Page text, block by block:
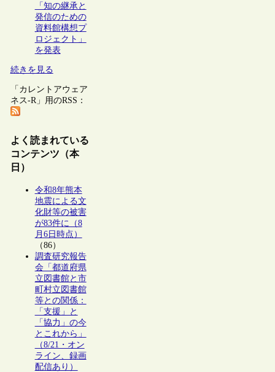
「知の継承と
発信のための
資料館構想プ
ロジェクト」
を発表
続きを見る
「カレントアウェア
ネス-R」用のRSS：
よく読まれている
コンテンツ（本
日）
令和8年熊本
地震による文
化財等の被害
が83件に（8
月6日時点）
（86）
調査研究報告
会「都道府県
立図書館と市
町村立図書館
等との関係：
「支援」と
「協力」の今
とこれから」
（8/21・オン
ライン、録画
配信あり）